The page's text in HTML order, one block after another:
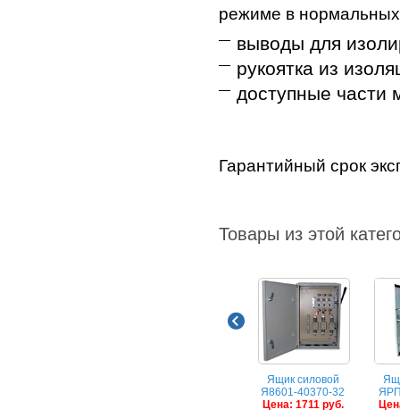
режиме в
выводы для
рукоятка из
доступные части
Гарантийный срок
Товары из этой
Ящик силовой
Я8601-40370-32
Цена: 1711 руб.